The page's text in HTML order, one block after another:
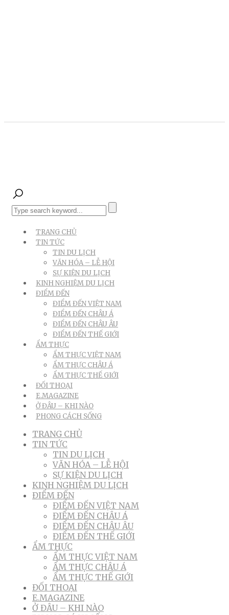
TRANG CHỦ
TIN TỨC
TIN DU LỊCH
VĂN HÓA – LỄ HỘI
SỰ KIỆN DU LỊCH
KINH NGHIỆM DU LỊCH
ĐIỂM ĐẾN
ĐIỂM ĐẾN VIỆT NAM
ĐIỂM ĐẾN CHÂU Á
ĐIỂM ĐẾN CHÂU ÂU
ĐIỂM ĐẾN THẾ GIỚI
ẨM THỰC
ẨM THỰC VIỆT NAM
ẨM THỰC CHÂU Á
ẨM THỰC THẾ GIỚI
ĐỐI THOẠI
E.MAGAZINE
Ở ĐÂU – KHI NÀO
PHONG CÁCH SỐNG
TRANG CHỦ
TIN TỨC
TIN DU LỊCH
VĂN HÓA – LỄ HỘI
SỰ KIỆN DU LỊCH
KINH NGHIỆM DU LỊCH
ĐIỂM ĐẾN
ĐIỂM ĐẾN VIỆT NAM
ĐIỂM ĐẾN CHÂU Á
ĐIỂM ĐẾN CHÂU ÂU
ĐIỂM ĐẾN THẾ GIỚI
ẨM THỰC
ẨM THỰC VIỆT NAM
ẨM THỰC CHÂU Á
ẨM THỰC THẾ GIỚI
ĐỐI THOẠI
E.MAGAZINE
Ở ĐÂU – KHI NÀO